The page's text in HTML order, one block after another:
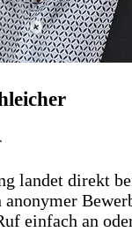
landet direkt
einfach an